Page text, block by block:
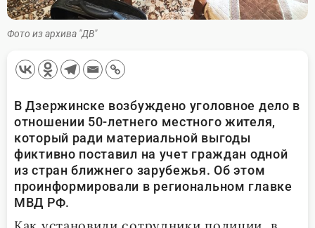
Фото из архива "ДВ"
В Дзержинске возбуждено уголовное дело в
отношении 50-летнего местного жителя,
который ради материальной выгоды
фиктивно поставил на учет граждан одной
из стран ближнего зарубежья. Об этом
проинформировали в региональном главке
МВД РФ.